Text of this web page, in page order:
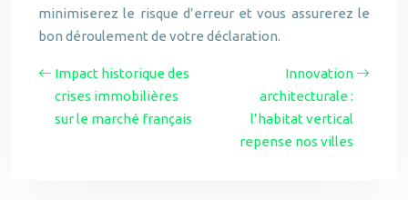
minimiserez le risque d’erreur et vous assurerez le
bon déroulement de votre déclaration.
Impact historique des
crises immobilières
sur le marché français
Innovation
architecturale :
l’habitat vertical
repense nos villes